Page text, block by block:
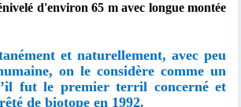
d'environ 65 m avec longue montée
et naturellement, avec peu
on le considère comme un
fut le premier terril concerné et
de biotope en 1992.